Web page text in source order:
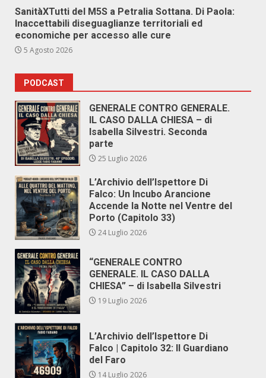
SanitàXTutti del M5S a Petralia Sottana. Di Paola:
Inaccettabili diseguaglianze territoriali ed
economiche per accesso alle cure
5 Agosto 2026
PODCAST
GENERALE CONTRO GENERALE.
IL CASO DALLA CHIESA – di
Isabella Silvestri. Seconda
parte
25 Luglio 2026
L’Archivio dell’Ispettore Di
Falco: Un Incubo Arancione
Accende la Notte nel Ventre del
Porto (Capitolo 33)
24 Luglio 2026
“GENERALE CONTRO
GENERALE. IL CASO DALLA
CHIESA” – di Isabella Silvestri
19 Luglio 2026
L’Archivio dell’Ispettore Di
Falco | Capitolo 32: Il Guardiano
del Faro
14 Luglio 2026